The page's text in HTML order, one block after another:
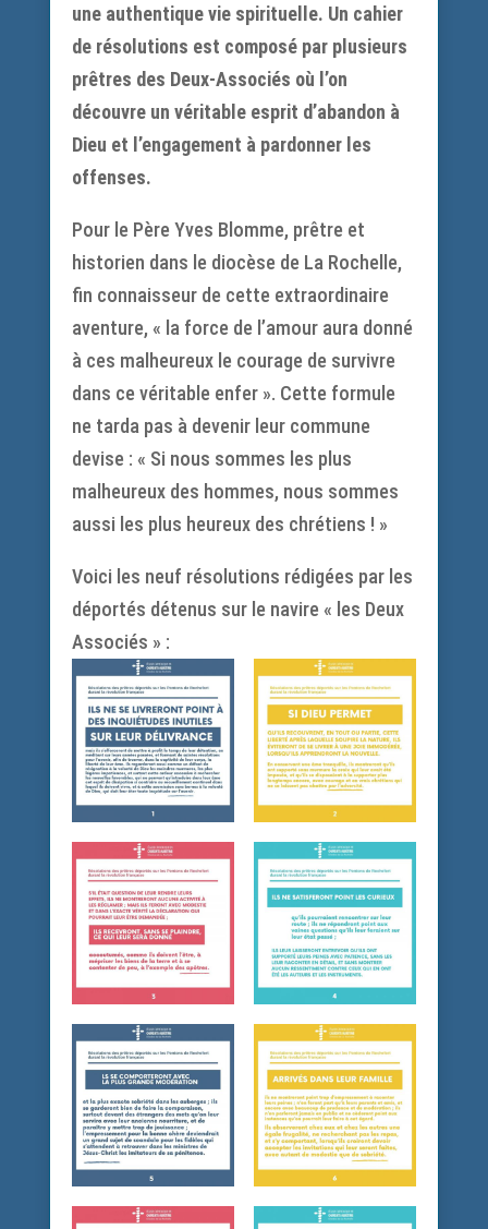
une authentique vie spirituelle. Un cahier
de résolutions est composé par plusieurs
prêtres des Deux-Associés où l’on
découvre un véritable esprit d’abandon à
Dieu et l’engagement à pardonner les
offenses.
Pour le Père Yves Blomme, prêtre et
historien dans le diocèse de La Rochelle,
fin connaisseur de cette extraordinaire
aventure, « la force de l’amour aura donné
à ces malheureux le courage de survivre
dans ce véritable enfer ». Cette formule
ne tarda pas à devenir leur commune
devise : « Si nous sommes les plus
malheureux des hommes, nous sommes
aussi les plus heureux des chrétiens ! »
Voici les neuf résolutions rédigées par les
déportés détenus sur le navire « les Deux
Associés » :